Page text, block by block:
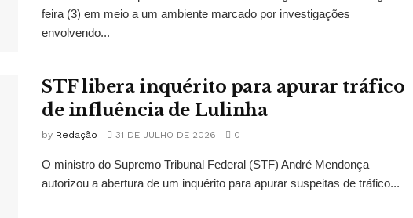
feira (3) em meio a um ambiente marcado por investigações
envolvendo...
STF libera inquérito para apurar tráfico
de influência de Lulinha
by Redação 31 DE JULHO DE 2026 0
O ministro do Supremo Tribunal Federal (STF) André Mendonça
autorizou a abertura de um inquérito para apurar suspeitas de tráfico...